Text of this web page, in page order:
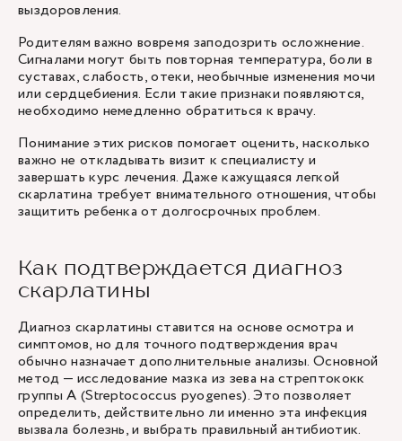
выздоровления.
Родителям важно вовремя заподозрить осложнение.
Сигналами могут быть повторная температура, боли в
суставах, слабость, отеки, необычные изменения мочи
или сердцебиения. Если такие признаки появляются,
необходимо немедленно обратиться к врачу.
Понимание этих рисков помогает оценить, насколько
важно не откладывать визит к специалисту и
завершать курс лечения. Даже кажущаяся легкой
скарлатина требует внимательного отношения, чтобы
защитить ребенка от долгосрочных проблем.
Как подтверждается диагноз
скарлатины
Диагноз скарлатины ставится на основе осмотра и
симптомов, но для точного подтверждения врач
обычно назначает дополнительные анализы. Основной
метод — исследование мазка из зева на стрептококк
группы А (Streptococcus pyogenes). Это позволяет
определить, действительно ли именно эта инфекция
вызвала болезнь, и выбрать правильный антибиотик.